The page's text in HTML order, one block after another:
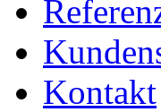
Kontakt